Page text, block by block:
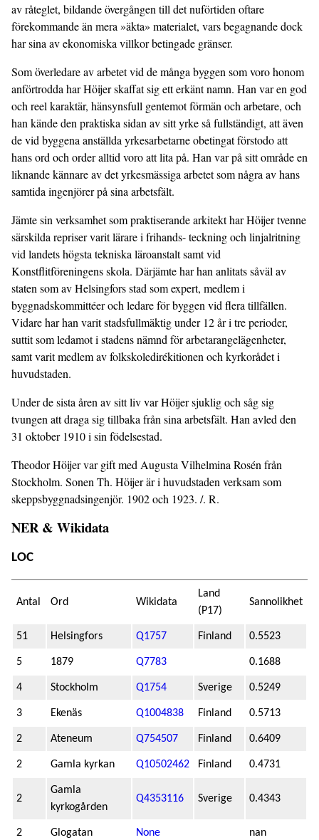
av råteglet, bildande övergången till det nuförtiden oftare
förekommande än mera »äkta» materialet, vars begagnande dock
har sina av ekonomiska villkor betingade gränser.
Som överledare av arbetet vid de många byggen som voro honom
anförtrodda har Höijer skaffat sig ett erkänt namn. Han var en god
och reel karaktär, hänsynsfull gentemot förmän och arbetare, och
han kände den praktiska sidan av sitt yrke så fullständigt, att även
de vid byggena an­ställda yrkesarbetarne obetingat förstodo att
hans ord och order alltid voro att lita på. Han var på sitt område en
liknande kännare av det yrkesmässiga arbetet som några av hans
samtida ingenjörer på sina arbetsfält.
Jämte sin verksamhet som praktiserande arkitekt har Höijer tvenne
särskilda repriser varit lärare i frihands- teckning och linjalritning
vid landets högsta tekniska läro­anstalt samt vid
Konstflitföreningens skola. Därjämte har han anlitats såväl av
staten som av Helsingfors stad som expert, medlem i
byggnadskommittéer och ledare för byggen vid flera tillfällen.
Vidare har han varit stadsfull­mäktig under 12 år i tre perioder,
suttit som ledamot i stadens nämnd för arbetarangelägenheter,
samt varit medlem av folkskoledirékitionen och kyrkorådet i
huvud­staden.
Under de sista åren av sitt liv var Höijer sjuklig och såg sig
tvungen att draga sig tillbaka från sina arbetsfält. Han avled den
31 oktober 1910 i sin födelsestad.
Theodor Höijer var gift med Augusta Vilhelmina Rosén från
Stockholm. Sonen Th. Höijer är i huvudstaden verksam som
skeppsbyggnadsingenjör. 1902 och 1923. /. R.
NER & Wikidata
LOC
Antal Ord Wikidata
Land
(P17)
Sannolikhet
51 Helsingfors Q1757 Finland 0.5523
5 1879 Q7783 0.1688
4 Stockholm Q1754 Sverige 0.5249
3 Ekenäs Q1004838 Finland 0.5713
2 Ateneum Q754507 Finland 0.6409
2 Gamla kyrkan Q10502462 Finland 0.4731
2
Gamla
kyrkogården
Q4353116 Sverige 0.4343
2 Glogatan None nan